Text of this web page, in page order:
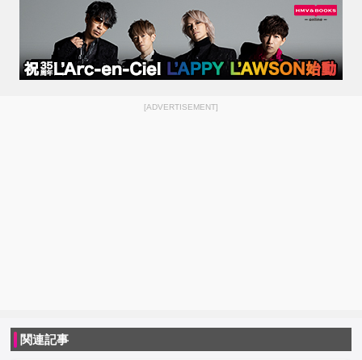
[ADVERTISEMENT]
関連記事